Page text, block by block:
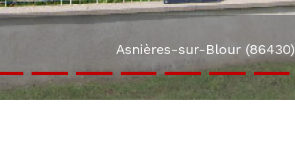
Asnières-sur-Blour (86430)